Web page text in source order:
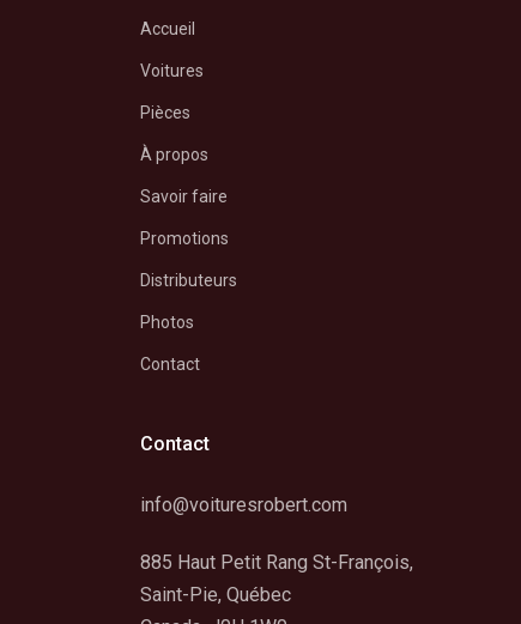
Accueil
Voitures
Pièces
À propos
Savoir faire
Promotions
Distributeurs
Photos
Contact
Contact
info@voituresrobert.com
885 Haut Petit Rang St-François,
Saint-Pie, Québec